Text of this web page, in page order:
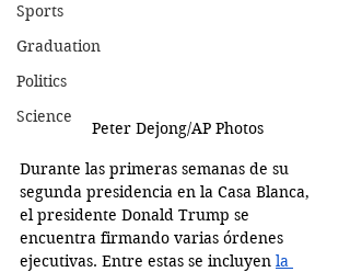
Sports
Graduation
Politics
Science
Peter Dejong/AP Photos
Durante las primeras semanas de su
segunda presidencia en la Casa Blanca,
el presidente Donald Trump se
encuentra firmando varias órdenes
ejecutivas. Entre estas se incluyen la